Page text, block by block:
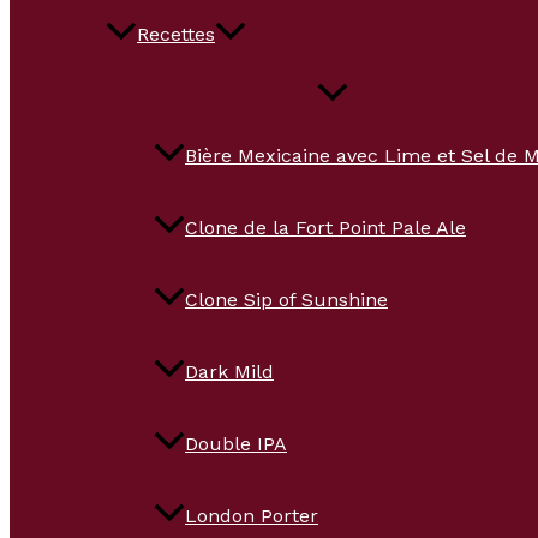
Recettes
Bière Mexicaine avec Lime et Sel de
Clone de la Fort Point Pale Ale
Clone Sip of Sunshine
Dark Mild
Double IPA
London Porter